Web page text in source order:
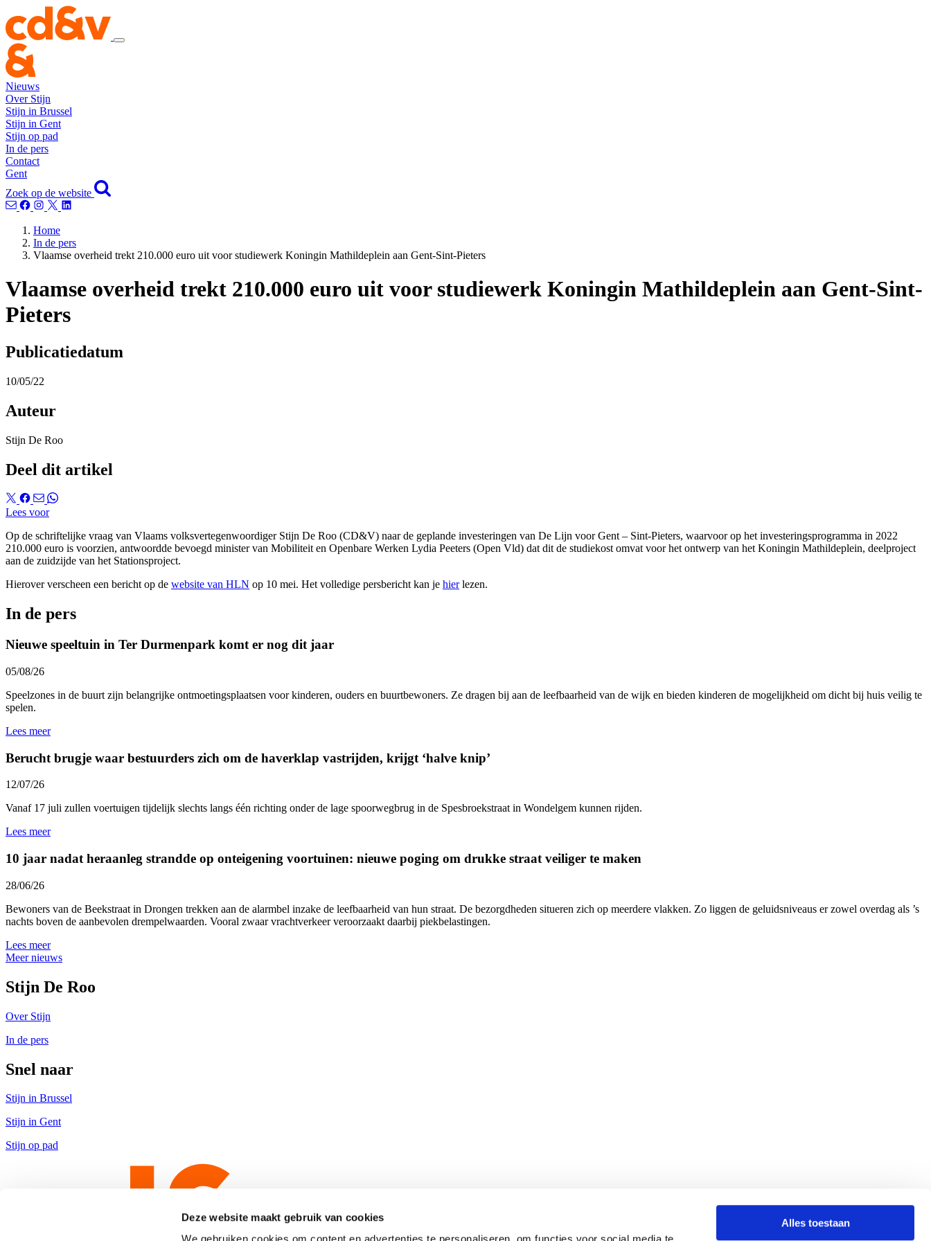
Deze website maakt gebruik van cookies
Alles toestaan
Nieuws
Over Stijn
Stijn in Brussel
Stijn in Gent
Stijn op pad
In de pers
Contact
Gent
Zoek op de website
Home
In de pers
Vlaamse overheid trekt 210.000 euro uit voor studiewerk Koningin Mathildeplein aan Gent-Sint-Pieters
Vlaamse overheid trekt 210.000 euro uit voor studiewerk Koningin Mathildeplein aan Gent-Sint-
Pieters
Publicatiedatum
10/05/22
Auteur
Stijn De Roo
Deel dit artikel
Lees voor
Op de schriftelijke vraag van Vlaams volksvertegenwoordiger Stijn De Roo (CD&V) naar de geplande investeringen van De Lijn voor Gent – Sint-Pieters, waarvoor op het investeringsprogramma in 2022
210.000 euro is voorzien, antwoordde bevoegd minister van Mobiliteit en Openbare Werken Lydia Peeters (Open Vld) dat dit de studiekost omvat voor het ontwerp van het Koningin Mathildeplein, deelproject
aan de zuidzijde van het Stationsproject.
Hierover verscheen een bericht op de website van HLN op 10 mei. Het volledige persbericht kan je hierlezen.
In de pers
Nieuwe speeltuin in Ter Durmenpark komt er nog dit jaar
05/08/26
Speelzones in de buurt zijn belangrijke ontmoetingsplaatsen voor kinderen, ouders en buurtbewoners. Ze dragen bij aan de leefbaarheid van de wijk en bieden kinderen de mogelijkheid om dicht bij huis veilig te
spelen.
Lees meer
Berucht brugje waar bestuurders zich om de haverklap vastrijden, krijgt ‘halve knip’
12/07/26
Vanaf 17 juli zullen voertuigen tijdelijk slechts langs één richting onder de lage spoorwegbrug in de Spesbroekstraat in Wondelgem kunnen rijden.
Lees meer
10 jaar nadat heraanleg strandde op onteigening voortuinen: nieuwe poging om drukke straat veiliger te maken
28/06/26
Bewoners van de Beekstraat in Drongen trekken aan de alarmbel inzake de leefbaarheid van hun straat. De bezorgdheden situeren zich op meerdere vlakken. Zo liggen de geluidsniveaus er zowel overdag als ’s
nachts boven de aanbevolen drempelwaarden. Vooral zwaar vrachtverkeer veroorzaakt daarbij piekbelastingen.
Lees meer
Meer nieuws
Stijn De Roo
Over Stijn
In de pers
Snel naar
Stijn in Brussel
Stijn in Gent
Stijn op pad